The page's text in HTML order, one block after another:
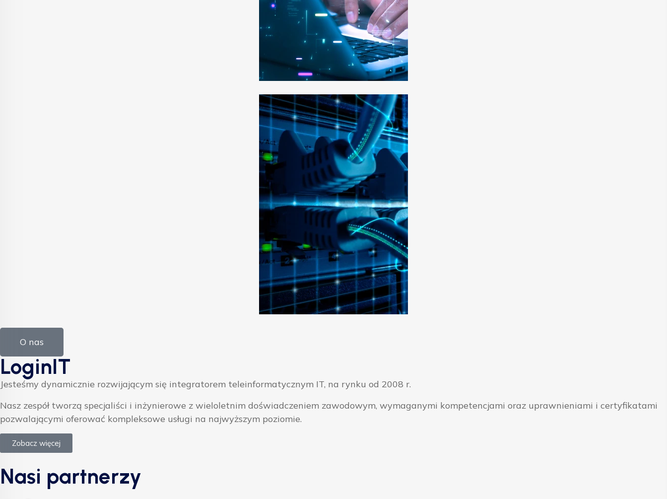
O nas
LoginIT
Jesteśmy dynamicznie rozwijającym się integratorem teleinformatycznym IT, na rynku od 2008 r.
Nasz zespół tworzą specjaliści i inżynierowe z wieloletnim doświadczeniem zawodowym, wymaganymi kompetencjami oraz uprawnieniami i certyfikatami
pozwalającymi oferować kompleksowe usługi na najwyższym poziomie.
Zobacz więcej
Nasi partnerzy